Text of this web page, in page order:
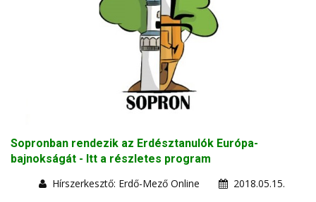
Sopronban rendezik az Erdésztanulók Európa-
bajnokságát - Itt a részletes program
Hírszerkesztő: Erdő-Mező Online
2018.05.15.